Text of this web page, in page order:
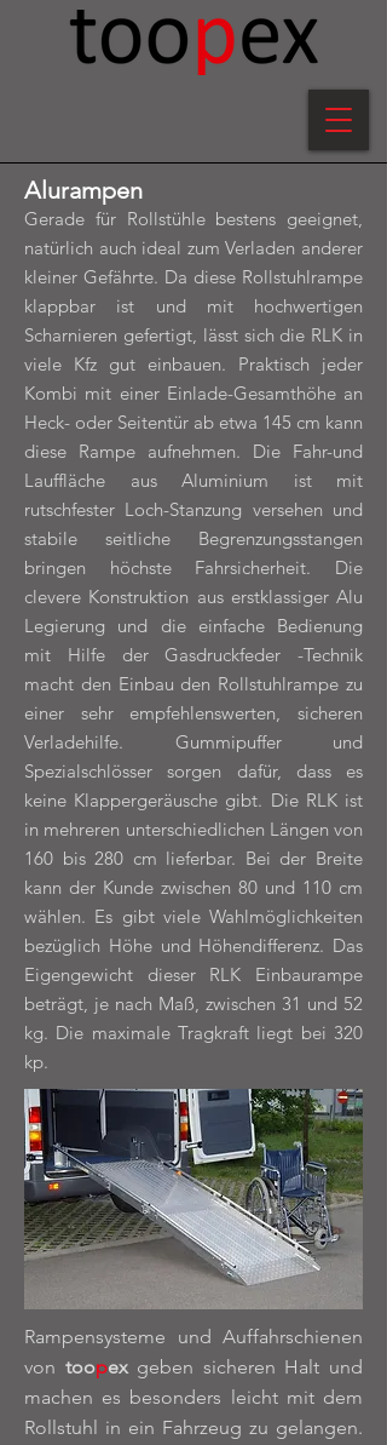
Alurampen
Gerade für Rollstühle bestens geeignet,
natürlich auch ideal zum Verladen anderer
kleiner Gefährte. Da diese Rollstuhlrampe
klappbar ist und mit hochwertigen
Scharnieren gefertigt, lässt sich die RLK in
viele Kfz gut einbauen. Praktisch jeder
Kombi mit einer Einlade-Gesamthöhe an
Heck- oder Seitentür ab etwa 145 cm kann
diese Rampe aufnehmen. Die Fahr-und
Lauffläche aus Aluminium ist mit
rutschfester Loch-Stanzung versehen und
stabile seitliche Begrenzungsstangen
bringen höchste Fahrsicherheit. Die
clevere Konstruktion aus erstklassiger Alu
Legierung und die einfache Bedienung
mit Hilfe der Gasdruckfeder -Technik
macht den Einbau den Rollstuhlrampe zu
einer sehr empfehlenswerten, sicheren
Verladehilfe. Gummipuffer und
Spezialschlösser sorgen dafür, dass es
keine Klappergeräusche gibt. Die RLK ist
in mehreren unterschiedlichen Längen von
160 bis 280 cm lieferbar. Bei der Breite
kann der Kunde zwischen 80 und 110 cm
wählen. Es gibt viele Wahlmöglichkeiten
bezüglich Höhe und Höhendifferenz. Das
Eigengewicht dieser RLK Einbaurampe
beträgt, je nach Maß, zwischen 31 und 52
kg. Die maximale Tragkraft liegt bei 320
kp.
Rampensysteme und Auffahrschienen
von toopex geben sicheren Halt und
machen es besonders leicht mit dem
Rollstuhl in ein Fahrzeug zu gelangen.